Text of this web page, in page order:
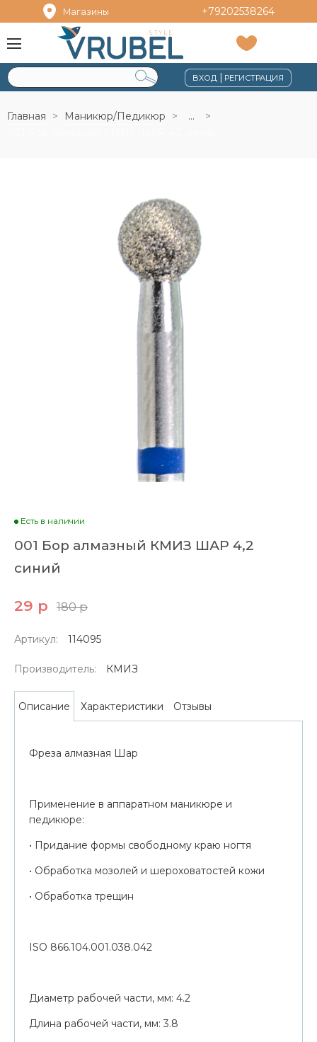
Магазины +79202538264
ВХОД |РЕГИСТРАЦИЯ
Главная Маникюр/Педикюр
...
Есть в наличии
001 Бор алмазный КМИЗ ШАР 4,2
синий
29 р 180 р
Артикул: 114095
Производитель: КМИЗ
Описание Характеристики Отзывы
Фреза алмазная Шар
Применение в аппаратном маникюре и
педикюре:
• Придание формы свободному краю ногтя
• Обработка мозолей и шероховатостей кожи
• Обработка трещин
ISO 866.104.001.038.042
Диаметр рабочей части, мм: 4.2
Длина рабочей части, мм: 3.8